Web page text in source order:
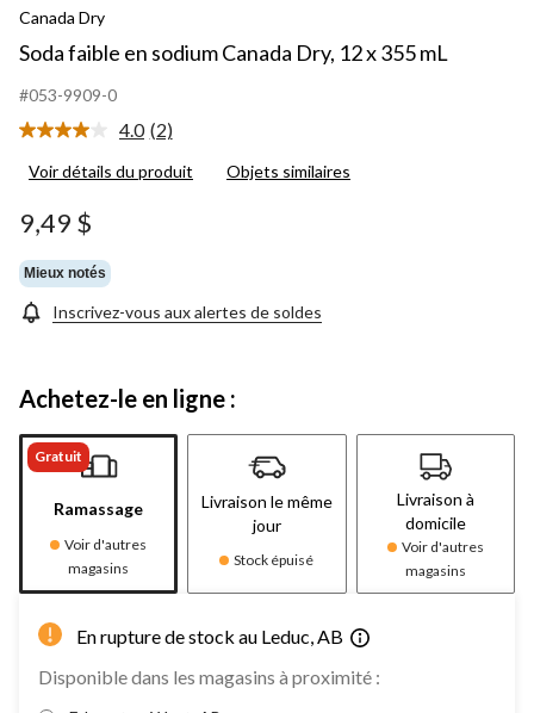
Canada Dry
Soda faible en sodium Canada Dry, 12 x 355 mL
#053-9909-0
4.0 Lire
2
(2)
Voir détails du produit Objets similaires
9,49 $
Mieux notés
Inscrivez-vous aux alertes de soldes
Achetez-le en ligne :
Gratuit
Ramassage
Voir d'autres
magasins
Livraison le même
jour
Stock épuisé
Livraison à
domicile
Voir d'autres
magasins
En rupture de stock au Leduc, AB
Disponible dans les magasins à proximité :